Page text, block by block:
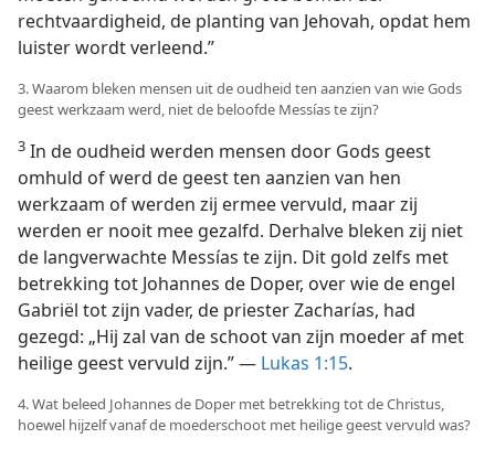
rechtvaardigheid, de planting van Jehovah, opdat hem
luister wordt verleend.”
3. Waarom bleken mensen uit de oudheid ten aanzien van wie Gods
geest werkzaam werd, niet de beloofde Messías te zijn?
3 In de oudheid werden mensen door Gods geest
omhuld of werd de geest ten aanzien van hen
werkzaam of werden zij ermee vervuld, maar zij
werden er nooit mee gezalfd. Derhalve bleken zij niet
de langverwachte Messías te zijn. Dit gold zelfs met
betrekking tot Johannes de Doper, over wie de engel
Gabriël tot zijn vader, de priester Zacharías, had
gezegd: „Hij zal van de schoot van zijn moeder af met
heilige geest vervuld zijn.” — Lukas 1:15.
4. Wat beleed Johannes de Doper met betrekking tot de Christus,
hoewel hijzelf vanaf de moederschoot met heilige geest vervuld was?